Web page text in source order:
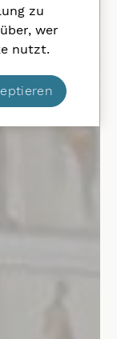
zu
wer
nutzt.